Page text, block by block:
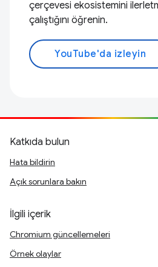
çerçevesi ekosistemini
çalıştığını öğrenin.
YouTube'da izleyin
Katkıda bulun
Hata bildirin
Açık sorunlara bakın
İlgili içerik
Chromium güncellemeleri
Örnek olaylar